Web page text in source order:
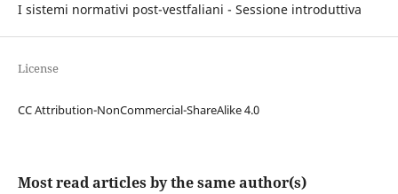
I sistemi normativi post-vestfaliani - Sessione introduttiva
License
CC Attribution-NonCommercial-ShareAlike 4.0
Most read articles by the same author(s)